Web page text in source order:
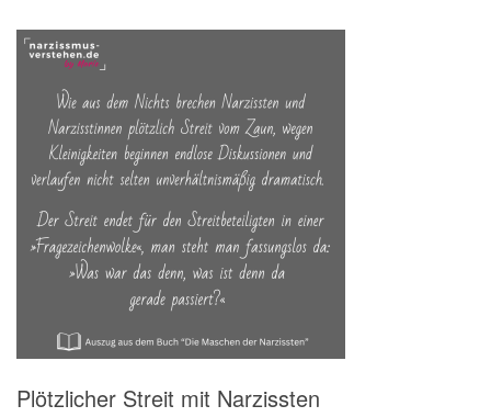
Plötzlicher Streit mit Narzissten